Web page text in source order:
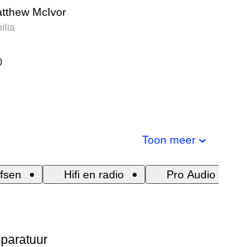
McIvor
Toon meer
Hifi en radio Pro Audio